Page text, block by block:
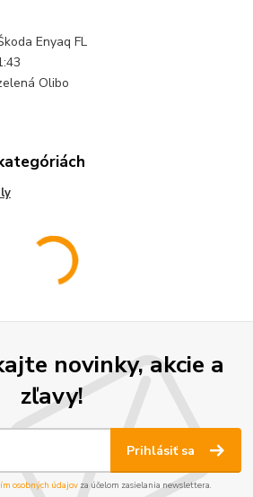
Enyaq FL
Olibo
novinky, akcie a
zľavy!
Prihlásiť sa
osobných údajov za účelom zasielania newslettera.